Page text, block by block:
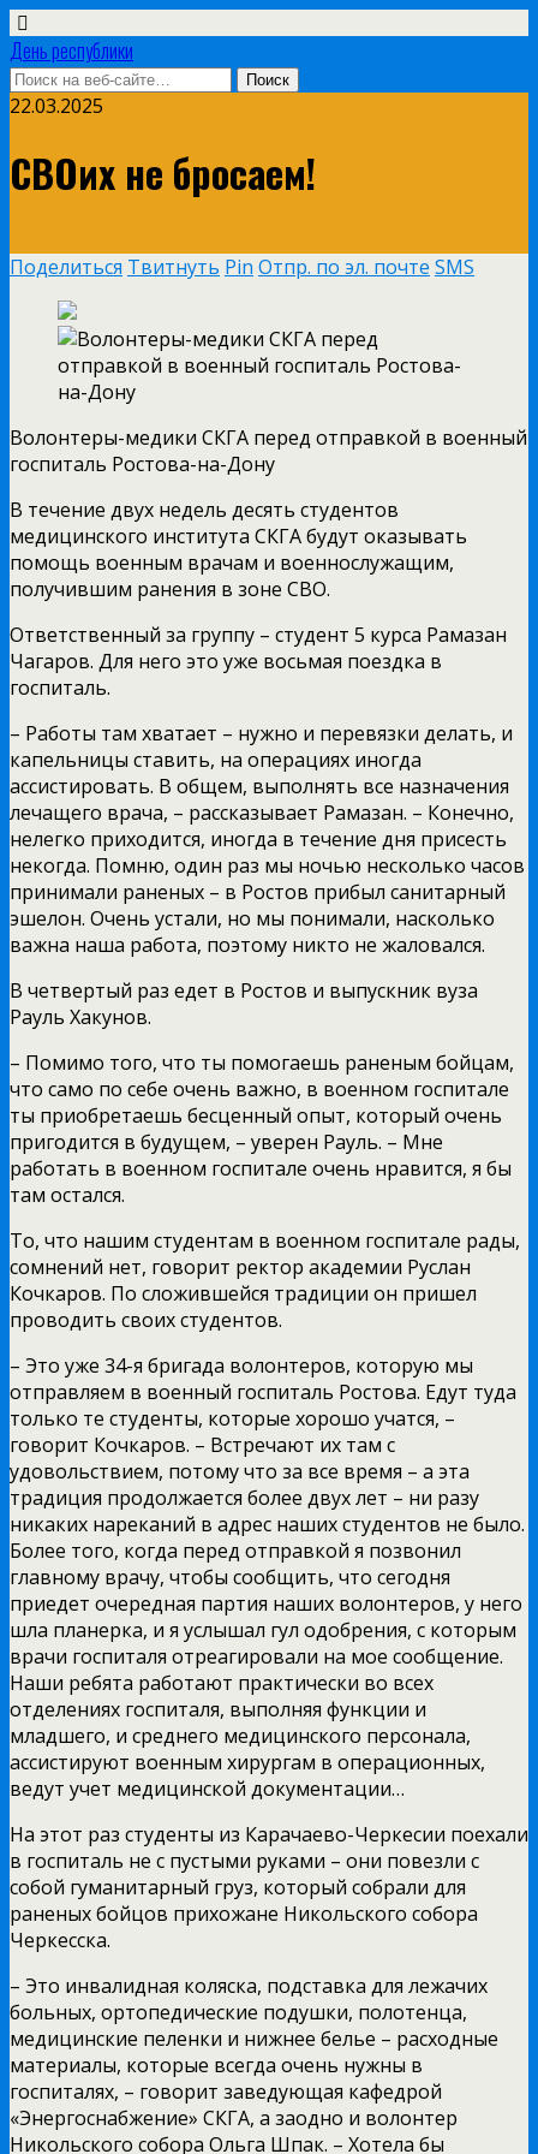
День республики
22.03.2025
СВОих не бросаем!
Поделиться Твитнуть Pin Отпр. по эл. почте SMS
Волонтеры-медики СКГА перед отправкой в военный
госпиталь Ростова-на-Дону
В течение двух недель десять студентов
медицинского института СКГА будут оказывать
помощь военным врачам и военнослужащим,
получившим ранения в зоне СВО.
Ответственный за группу – студент 5 курса Рамазан
Чагаров. Для него это уже восьмая поездка в
госпиталь.
– Работы там хватает – нужно и перевязки делать, и
капельницы ставить, на операциях иногда
ассистировать. В общем, выполнять все назначения
лечащего врача, – рассказывает Рамазан. – Конечно,
нелегко приходится, иногда в течение дня присесть
некогда. Помню, один раз мы ночью несколько часов
принимали раненых – в Ростов прибыл санитарный
эшелон. Очень устали, но мы понимали, насколько
важна наша работа, поэтому никто не жаловался.
В четвертый раз едет в Ростов и выпускник вуза
Рауль Хакунов.
– Помимо того, что ты помогаешь раненым бойцам,
что само по себе очень важно, в военном госпитале
ты приобретаешь бесценный опыт, который очень
пригодится в будущем, – уверен Рауль. – Мне
работать в военном госпитале очень нравится, я бы
там остался.
То, что нашим студентам в военном госпитале рады,
сомнений нет, говорит ректор академии Руслан
Кочкаров. По сложившейся традиции он пришел
проводить своих студентов.
– Это уже 34-я бригада волонтеров, которую мы
отправляем в военный госпиталь Ростова. Едут туда
только те студенты, которые хорошо учатся, –
говорит Кочкаров. – Встречают их там с
удовольствием, потому что за все время – а эта
традиция продолжается более двух лет – ни разу
никаких нареканий в адрес наших студентов не было.
Более того, когда перед отправкой я позвонил
главному врачу, чтобы сообщить, что сегодня
приедет очередная партия наших волонтеров, у него
шла планерка, и я услышал гул одобрения, с которым
врачи госпиталя отреагировали на мое сообщение.
Наши ребята работают практически во всех
отделениях госпиталя, выполняя функции и
младшего, и среднего медицинского персонала,
ассистируют военным хирургам в операционных,
ведут учет медицинской документации…
На этот раз студенты из Карачаево-Черкесии поехали
в госпиталь не с пустыми руками – они повезли с
собой гуманитарный груз, который собрали для
раненых бойцов прихожане Никольского собора
Черкесска.
– Это инвалидная коляска, подставка для лежачих
больных, ортопедические подушки, полотенца,
медицинские пеленки и нижнее белье – расходные
материалы, которые всегда очень нужны в
госпиталях, – говорит заведующая кафедрой
«Энергоснабжение» СКГА, а заодно и волонтер
Никольского собора Ольга Шпак. – Хотела бы